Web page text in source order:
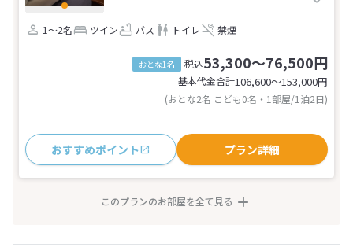
1～2名 ツイン バス トイレ 禁煙
おとな1名 税込53,300～76,500円
基本代金合計106,600〜153,000円
(おとな2名 こども0名・1部屋/1泊2日)
おすすめポイント プラン詳細
このプランのお部屋を全て見る